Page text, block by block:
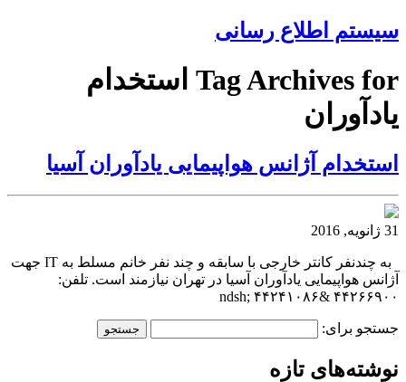
سیستم اطلاع رسانی
Tag Archives for استخدام
یادآوران
استخدام آژانس هواپیمایی یادآوران آسیا
31 ژانویه, 2016
به چندنفر کانتر خارجی با سابقه و چند نفر خانم مسلط به IT جهت
آژانس هواپیمایی یادآوران آسیا در تهران نیازمند است. تلفن:
۴۴۲۶۶۹۰۰ &ndsh; ۴۴۲۴۱۰۸۶
جستجو برای:
نوشته‌های تازه